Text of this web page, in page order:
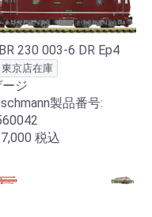
230 003-6 DR Ep4
東京店在庫
ージ
製品番号:
税込